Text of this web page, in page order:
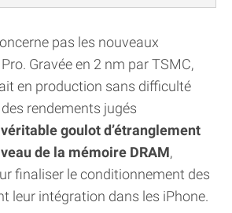
pas les nouveaux
Gravée en 2 nm par TSMC,
en production sans difficulté
rendements jugés
goulot d’étranglement
de la mémoire DRAM,
finaliser le conditionnement des
leur intégration dans les iPhone.